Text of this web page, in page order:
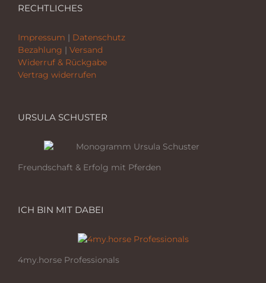
RECHTLICHES
Impressum | Datenschutz
Bezahlung | Versand
Widerruf & Rückgabe
Vertrag widerrufen
URSULA SCHUSTER
Freundschaft & Erfolg mit Pferden
ICH BIN MIT DABEI
4my.horse Professionals